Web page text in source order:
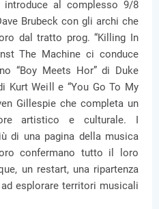
introduce al complesso 9/8
Brubeck con gli archi che
dal tratto prog. “Killing In
The Machine ci conduce
“Boy Meets Hor” di Duke
Kurt Weill e “You Go To My
Gillespie che completa un
artistico e culturale. I
di una pagina della musica
confermano tutto il loro
un restart, una ripartenza
esplorare territori musicali